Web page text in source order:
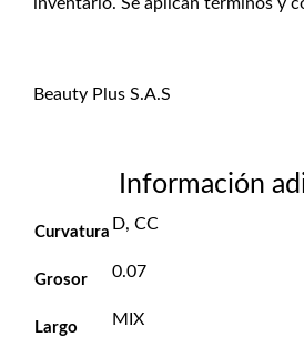
Beauty Plus S.A.S
Información
Curvatura D, CC
Grosor 0.07
Largo MIX